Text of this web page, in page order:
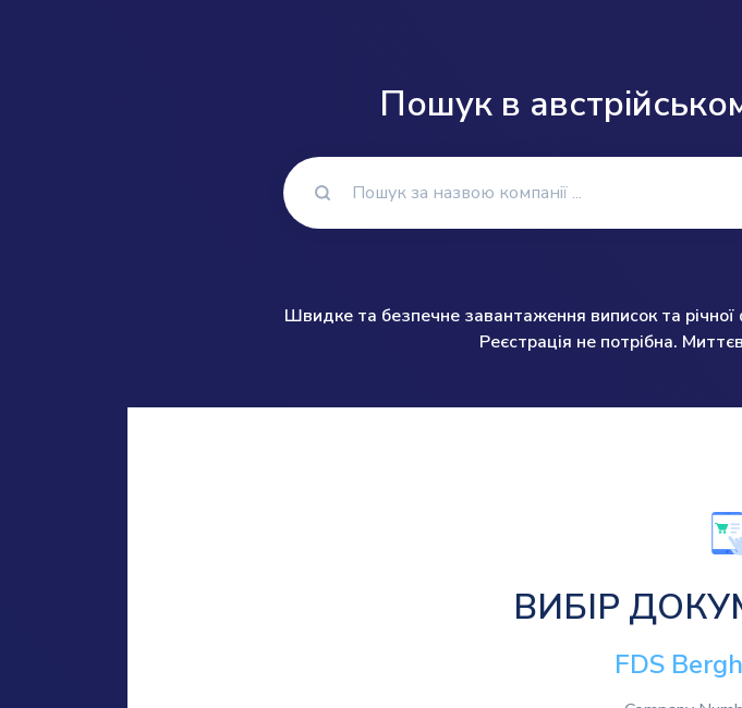
Пошук в
Швидке та безпечне завантаження виписок та річної
Реєстрація не потрібна.
ВИБІР
FDS